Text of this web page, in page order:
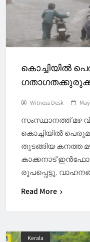
കൊച്ചിയിൽ
Witness Desk
സംസ്ഥാനത്ത് മഴ
കൊച്ചിയിൽ
തുടങ്ങിയ കനത്ത
കാക്കനാട് ഇൻഫോ
രൂപപ്പെട്ടു.
Read More
Kerala